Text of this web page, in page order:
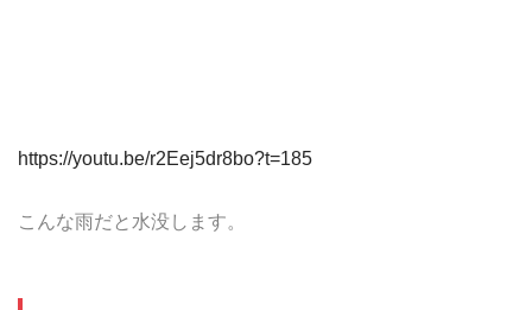
https://youtu.be/r2Eej5dr8bo?t=185
こんな雨だと水没します。